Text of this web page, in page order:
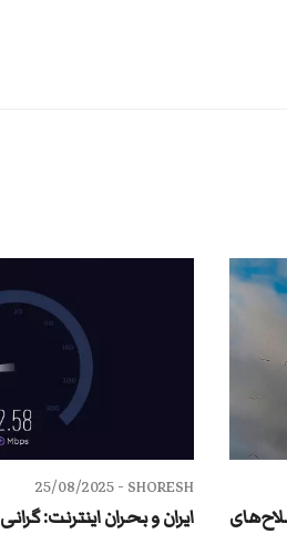
SHORESH -
25/08/2025
ایران و بحران اینترنت: گرانی